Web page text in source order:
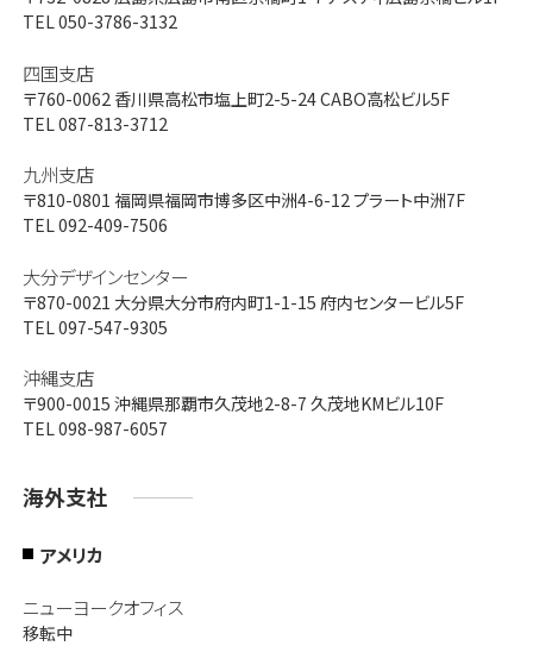
TEL 050-3786-3132
四国支店
〒760-0062 香川県高松市塩上町2-5-24 CABO高松ビル5F
TEL 087-813-3712
九州支店
〒810-0801 福岡県福岡市博多区中洲4-6-12 プラート中洲7F
TEL 092-409-7506
大分デザインセンター
〒870-0021 大分県大分市府内町1-1-15 府内センタービル5F
TEL 097-547-9305
沖縄支店
〒900-0015 沖縄県那覇市久茂地2-8-7 久茂地KMビル10F
TEL 098-987-6057
海外支社
アメリカ
ニューヨークオフィス
移転中